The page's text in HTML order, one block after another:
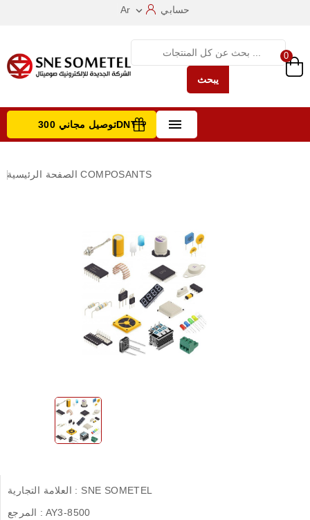
Ar  حسابي
يبحث
0
 توصيل مجاني 300DNT +
الصفحة الرئيسية COMPOSANTS
العلامة التجارية : SNE SOMETEL
المرجع : AY3-8500